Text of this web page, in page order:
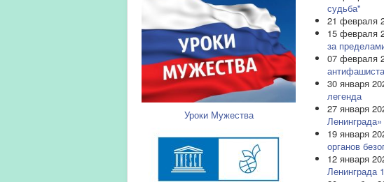
Уроки Мужества
судьба"
21 февраля
15 февраля
за
07 февраля
антифашиста
30 января
легенда
27 января
Ленинграда»
19 января
органов
12 января
Ленинграда